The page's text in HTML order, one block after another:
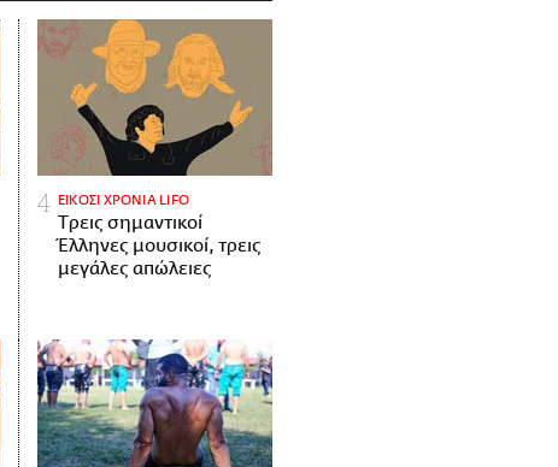
ΕΙΚΟΣΙ ΧΡΟΝΙΑ LIFO
Tρεις σημαντικοί
Έλληνες μουσικοί, τρεις
μεγάλες απώλειες